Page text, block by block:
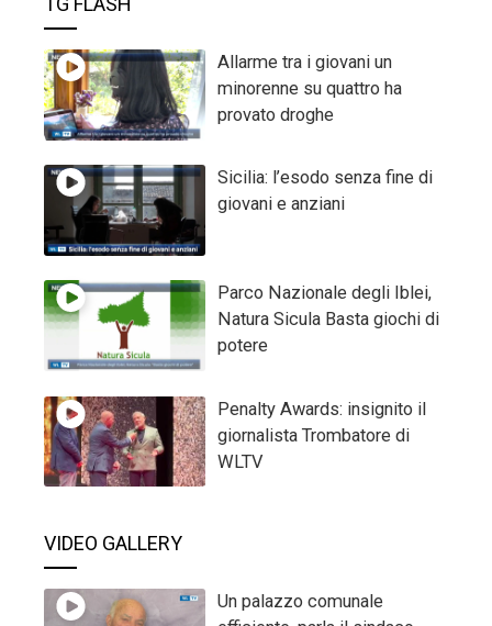
Allarme tra i giovani un
minorenne su quattro ha
provato droghe
Sicilia: l’esodo senza fine di
giovani e anziani
Parco Nazionale degli Iblei,
Natura Sicula Basta giochi di
potere
Penalty Awards: insignito il
giornalista Trombatore di
WLTV
VIDEO GALLERY
Un palazzo comunale